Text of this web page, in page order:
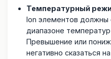
Температурный
Ion элементов должны
диапазоне
Превышение или
негативно сказаться